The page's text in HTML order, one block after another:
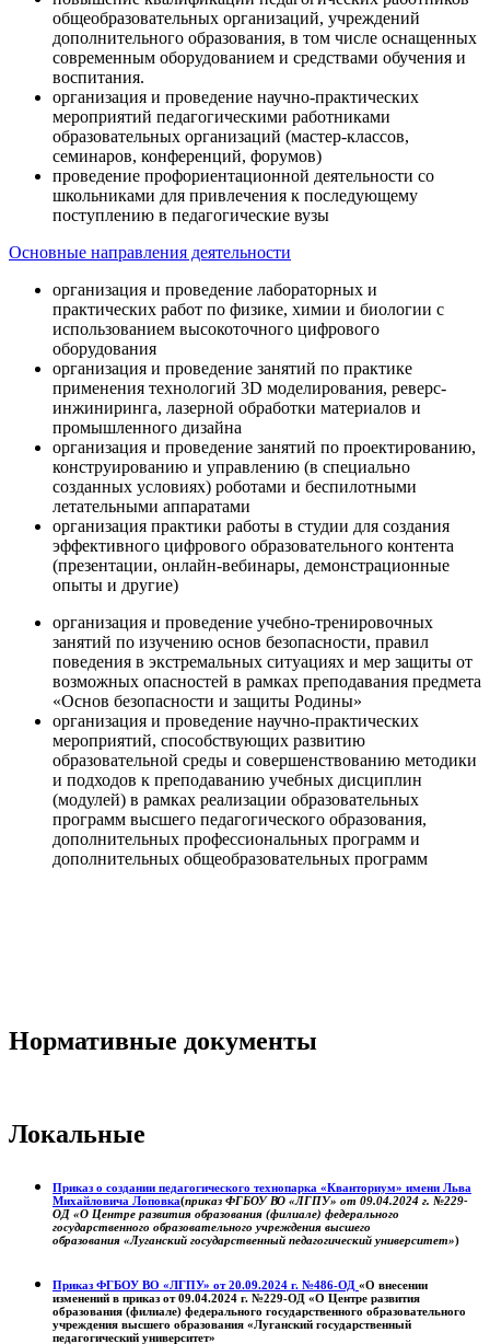
общеобразовательных организаций, учреждений
дополнительного образования, в том числе оснащенных
современным оборудованием и средствами обучения и
воспитания.
организация и проведение научно-практических
мероприятий педагогическими работниками
образовательных организаций (мастер-классов,
семинаров, конференций, форумов)
проведение профориентационной деятельности со
школьниками для привлечения к последующему
поступлению в педагогические вузы
Основные направления деятельности
организация и проведение лабораторных и
практических работ по физике, химии и биологии с
использованием высокоточного цифрового
оборудования
организация и проведение занятий по практике
применения технологий 3D моделирования, реверс-
инжиниринга, лазерной обработки материалов и
промышленного дизайна
организация и проведение занятий по проектированию,
конструированию и управлению (в специально
созданных условиях) роботами и беспилотными
летательными аппаратами
организация практики работы в студии для создания
эффективного цифрового образовательного контента
(презентации, онлайн-вебинары, демонстрационные
опыты и другие)
организация и проведение учебно-тренировочных
занятий по изучению основ безопасности, правил
поведения в экстремальных ситуациях и мер защиты от
возможных опасностей в рамках преподавания предмета
«Основ безопасности и защиты Родины»
организация и проведение научно-практических
мероприятий, способствующих развитию
образовательной среды и совершенствованию методики
и подходов к преподаванию учебных дисциплин
(модулей) в рамках реализации образовательных
программ высшего педагогического образования,
дополнительных профессиональных программ и
дополнительных общеобразовательных программ
Нормативные документы
Локальные
Приказ о создании педагогического технопарка «Кванториум» имени Льва
Михайловича Лоповка(приказ ФГБОУ ВО «ЛГПУ» от 09.04.2024 г. №229-
ОД «О Центре развития образования (филиале) федерального
государственного образовательного учреждения высшего
образования «Луганский государственный педагогический университет»)
Приказ ФГБОУ ВО «ЛГПУ» от 20.09.2024 г. №486-ОД «О внесении
изменений в приказ от 09.04.2024 г. №229-ОД «О Центре развития
образования (филиале) федерального государственного образовательного
учреждения высшего образования «Луганский государственный
педагогический университет»